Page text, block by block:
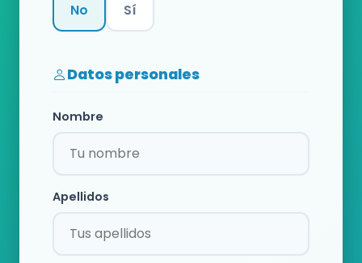
No Sí
Datos personales
Nombre
Apellidos